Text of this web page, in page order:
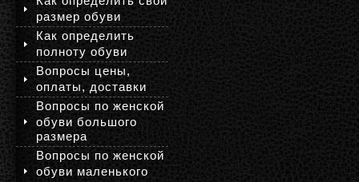
размер обуви
Как определить
полноту обуви
Вопросы цены,
оплаты, доставки
Вопросы по женской
обуви большого
размера
Вопросы по женской
обуви маленького